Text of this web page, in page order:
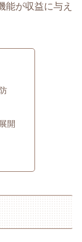
能が収益に与え
開